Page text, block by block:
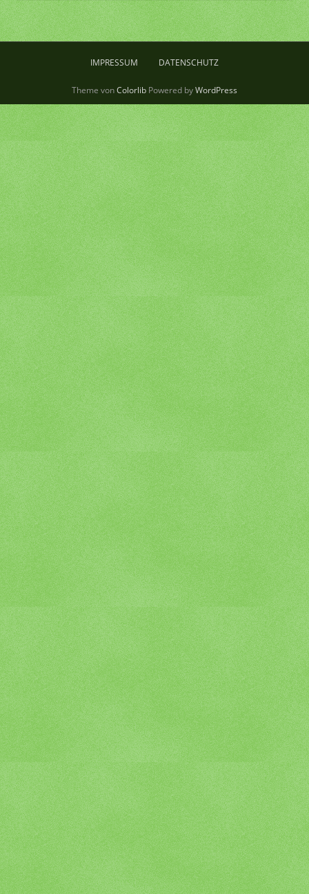
IMPRESSUM DATENSCHUTZ
Theme vonColorlib Powered byWordPress